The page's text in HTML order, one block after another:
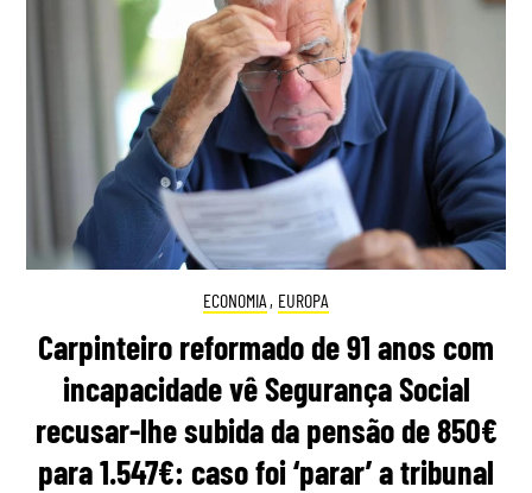
ECONOMIA , EUROPA
Carpinteiro reformado de 91 anos com
incapacidade vê Segurança Social
recusar-lhe subida da pensão de 850€
para 1.547€: caso foi ‘parar’ a tribunal